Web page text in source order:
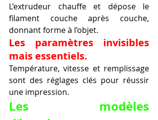
L’extrudeur chauffe et dépose le
filament couche après couche,
donnant forme à l’objet.
Les paramètres invisibles
mais essentiels.
Température, vitesse et remplissage
sont des réglages clés pour réussir
une impression.
Les modèles